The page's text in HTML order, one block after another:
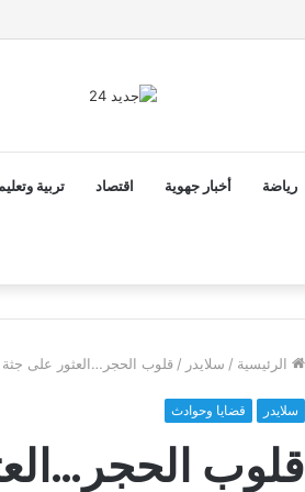
رياضة أخبار جهوية اقتصاد تربية
الرئيسية / سلايدر / قلوب الحجر…العثور على
سلايدر قضايا وحوادث
قلوب